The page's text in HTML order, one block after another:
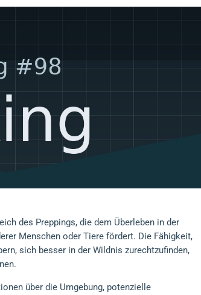
des Preppings, die dem Überleben in der
Menschen oder Tiere fördert. Die Fähigkeit,
sich besser in der Wildnis zurechtzufinden,
über die Umgebung, potenzielle